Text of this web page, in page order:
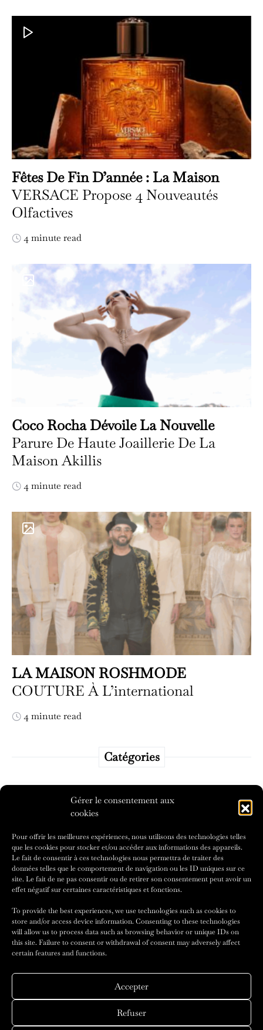
Gérer le consentement aux
cookies
Pour offrir les meilleures expériences, nous utilisons des technologies telles
que les cookies pour stocker et/ou accéder aux informations des appareils.
Le fait de consentir à ces technologies nous permettra de traiter des
données telles que le comportement de navigation ou les ID uniques sur ce
site. Le fait de ne pas consentir ou de retirer son consentement peut avoir un
effet négatif sur certaines caractéristiques et fonctions.
To provide the best experiences, we use technologies such as cookies to
store and/or access device information. Consenting to these technologies
will allow us to process data such as browsing behavior or unique IDs on
this site. Failure to consent or withdrawal of consent may adversely affect
certain features and functions.
Accepter
Refuser
Fêtes De Fin D’année : La Maison
VERSACE Propose 4 Nouveautés
Olfactives
4 minute read
Coco Rocha Dévoile La Nouvelle
Parure De Haute Joaillerie De La
Maison Akillis
4 minute read
LA MAISON ROSHMODE
COUTURE À L’international
4 minute read
Catégories
© 2026 - AMILCAR FASHION MAGAZINE - Designed & Developed by
Amilcar Magazine GroupEditor : Agence Médiane
Nos magazines